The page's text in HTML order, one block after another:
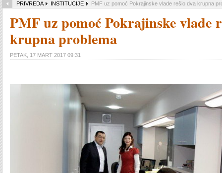
PRIVREDA INSTITUCIJE PMF uz pomoć Pokrajinske vlade rešio dva krupna
PMF uz pomoć Pokrajinske vlade
krupna problema
PETAK, 17 MART 2017 09:31